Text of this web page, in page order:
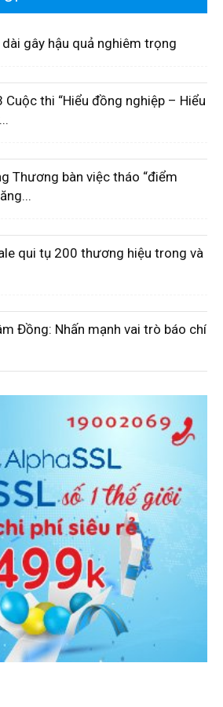
gây hậu quả nghiêm trọng
thi “Hiểu đồng nghiệp – Hiểu
Thương bàn việc tháo “điểm
qui tụ 200 thương hiệu trong và
Đồng: Nhấn mạnh vai trò báo chí